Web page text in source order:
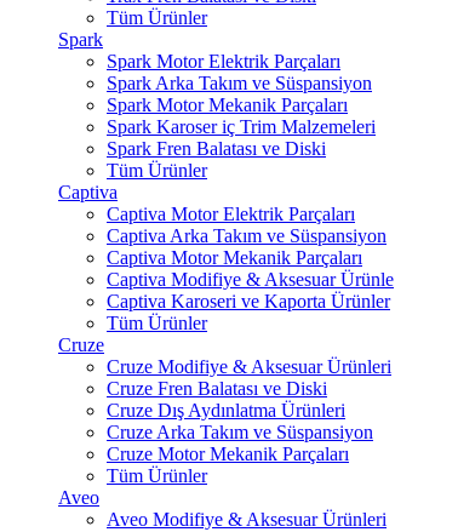
Tüm Ürünler
Spark
Spark Motor Elektrik Parçaları
Spark Arka Takım ve Süspansiyon
Spark Motor Mekanik Parçaları
Spark Karoser iç Trim Malzemeleri
Spark Fren Balatası ve Diski
Tüm Ürünler
Captiva
Captiva Motor Elektrik Parçaları
Captiva Arka Takım ve Süspansiyon
Captiva Motor Mekanik Parçaları
Captiva Modifiye & Aksesuar Ürünle
Captiva Karoseri ve Kaporta Ürünler
Tüm Ürünler
Cruze
Cruze Modifiye & Aksesuar Ürünleri
Cruze Fren Balatası ve Diski
Cruze Dış Aydınlatma Ürünleri
Cruze Arka Takım ve Süspansiyon
Cruze Motor Mekanik Parçaları
Tüm Ürünler
Aveo
Aveo Modifiye & Aksesuar Ürünleri